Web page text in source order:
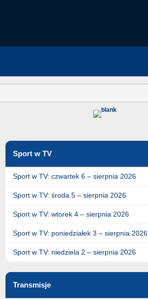
Sport w TV
Sport w TV: czwartek 6 – sierpnia 2026
Sport w TV: środa 5 – sierpnia 2026
Sport w TV: wtorek 4 – sierpnia 2026
Sport w TV: poniedziałek 3 – sierpnia 2026
Sport w TV: niedziela 2 – sierpnia 2026
Transmisje